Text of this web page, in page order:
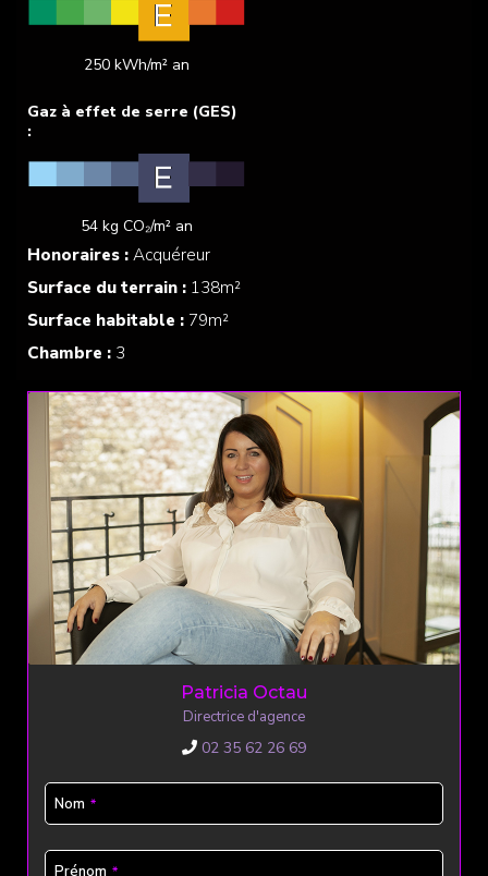
250 kWh/m² an
54 kg CO₂/m² an
Honoraires :Acquéreur
Surface du terrain : 138m²
Surface habitable : 79m²
Chambre : 3
Patricia Octau
Directrice d'agence
02 35 62 26 69
Nom *
Contact
Prénom *